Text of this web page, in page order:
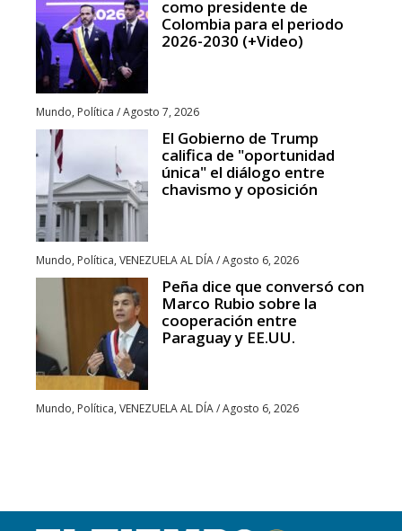
como presidente de
Colombia para el periodo
2026-2030 (+Video)
Mundo, Política /Agosto 7, 2026
El Gobierno de Trump
califica de "oportunidad
única" el diálogo entre
chavismo y oposición
Mundo, Política, VENEZUELA AL DÍA/Agosto 6, 2026
Peña dice que conversó con
Marco Rubio sobre la
cooperación entre
Paraguay y EE.UU.
Mundo, Política, VENEZUELA AL DÍA/Agosto 6, 2026